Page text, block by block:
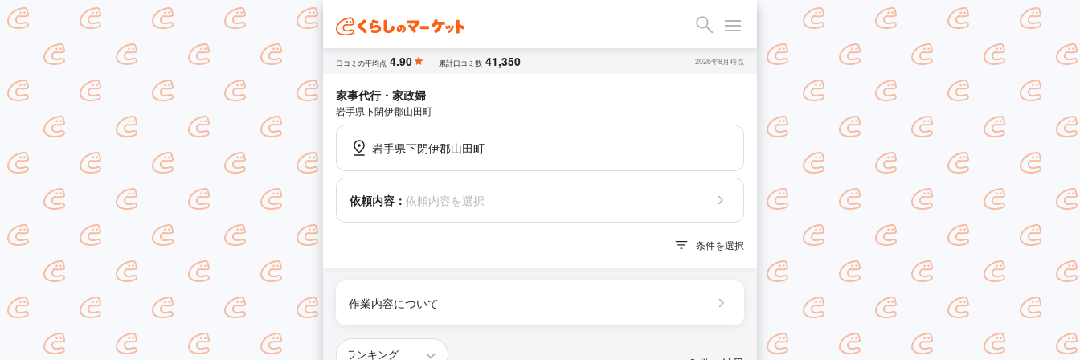
口コミの平均点 4.90 累計口コミ数 41,350 2026年8月時点
家事代行・家政婦
岩手県下閉伊郡山田町
岩手県下閉伊郡山田町
依頼内容： 依頼内容を選択
条件を選択
作業内容について